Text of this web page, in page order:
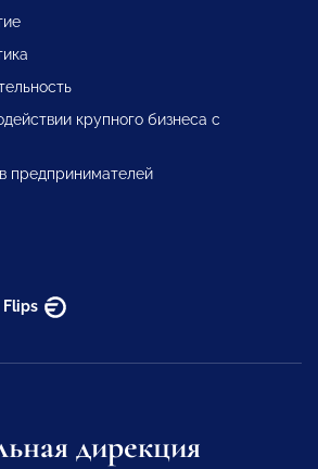
крупного бизнеса с
предпринимателей
Flips
дирекция